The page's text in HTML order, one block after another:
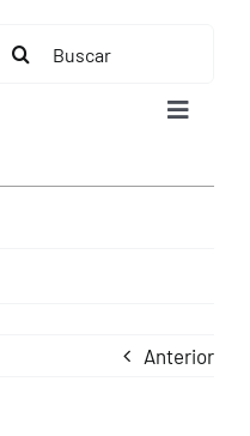
Buscar:
Toggle
Anterior